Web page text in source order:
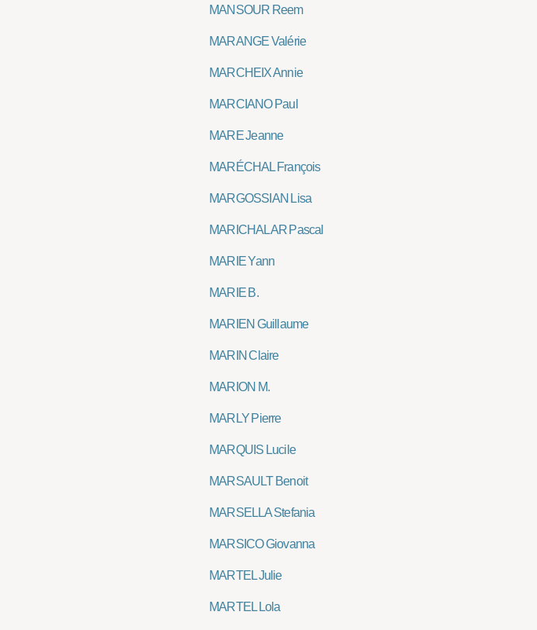
MANSOUR Reem
MARANGE Valérie
MARCHEIX Annie
MARCIANO Paul
MARE Jeanne
MARÉCHAL François
MARGOSSIAN Lisa
MARICHALAR Pascal
MARIE Yann
MARIE B.
MARIEN Guillaume
MARIN Claire
MARION M.
MARLY Pierre
MARQUIS Lucile
MARSAULT Benoit
MARSELLA Stefania
MARSICO Giovanna
MARTEL Julie
MARTEL Lola